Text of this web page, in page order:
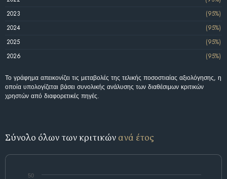
2023
(95%)
2024
(95%)
2025
(95%)
2026
(95%)
Το γράφημα απεικονίζει τις μεταβολές της τελικής ποσοστιαίας αξιολόγησης, η
οποία υπολογίζεται βάσει συνολικής ανάλυσης των διαθέσιμων κριτικών
χρηστών από διαφορετικές πηγές.
Σύνολο όλων των κριτικών ανά έτος
50